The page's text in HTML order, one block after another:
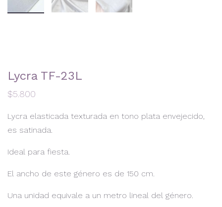
Lycra TF-23L
$5.800
Lycra elasticada texturada en tono plata envejecido,
es satinada.
Ideal para fiesta.
El ancho de este género es de 150 cm.
Una unidad equivale a un metro lineal del género.